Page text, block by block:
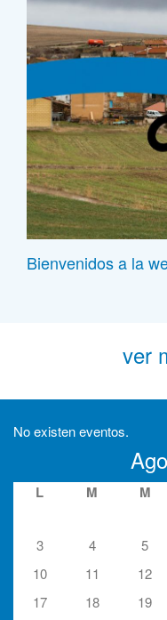
Bienvenidos a la
ver
No existen eventos.
L M M
3
4 5
10
11 12
17
18 19